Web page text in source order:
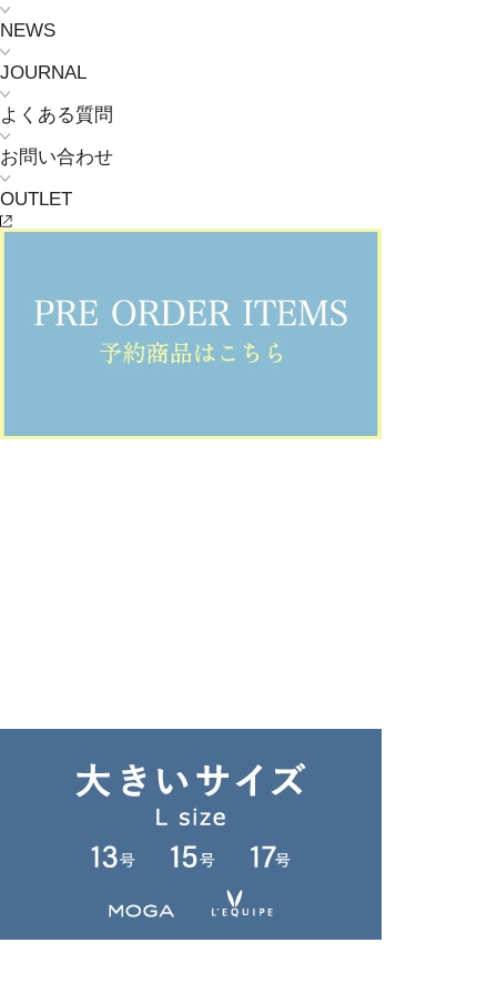
NEWS
JOURNAL
よくある質問
お問い合わせ
OUTLET
MOGA
Revival Collection